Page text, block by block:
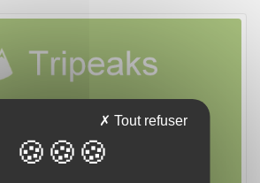
20 mars 2025Tout refuser